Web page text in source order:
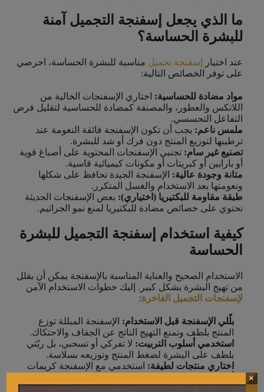
ما الذي يجعل إسفنجة التجميل آمنة
للبشرة الحساسة؟
عند اختيار إسفنجة تجميل مناسبة للبشرة الحساسة، احرصي
على توفر الخصائص التالية:
مواد مضادة للحساسية: اختاري الإسفنجات الخالية من
اللاتكس والعطور، والمصنفة كمضادة للحساسية لتقليل فرص
التفاعل التحسسي.
ملمس ناعم: يجب أن تكون الإسفنجة فائقة النعومة عند
ترطيبها لتوزيع المنتج دون فرك أو شد للبشرة.
تصنيع غير سام: تجنبي الإسفنجات المحتوية على أصباغ قوية
أو بارابين أو كبريتات أو مكونات كيميائية قاسية.
متانة وجودة عالية: الإسفنجة الجيدة تحافظ على شكلها
ونعومتها بعد الاستخدام والغسل المتكرر.
طبقة مقاومة للبكتيريا (اختياري): بعض الإسفنجات الحديثة
تحتوي على خصائص مضادة للبكتيريا لمنع نمو الجراثيم.
كيفية استخدام إسفنجة التجميل للبشرة
الحساسة
الاستخدام الصحيح والعناية المناسبة بالإسفنجة يمكن أن يقلل
من تهيج البشرة بشكل كبير. إليك خطوات الاستخدام الآمن
لإسفنجات التجميل الفاخرة:
بلّلي الإسفنجة قبل الاستخدام: الإسفنجة المبللة توزع
المنتج بلطف وتمنع التهيج الناتج عن الجفاف والاحتكاك.
استخدمي أسلوب التربيت: لا تفركي أو تسحبي، بل ربّتي
بلطف على البشرة لضغط المنتج وتوزيعه بسلاسة.
اختاري منتجات لطيفة: استخدمي مع الإسفنجة كريمات
نظّفي بعد كل استخدام:اغسلي الإسفنجة بصابون لطيف
×